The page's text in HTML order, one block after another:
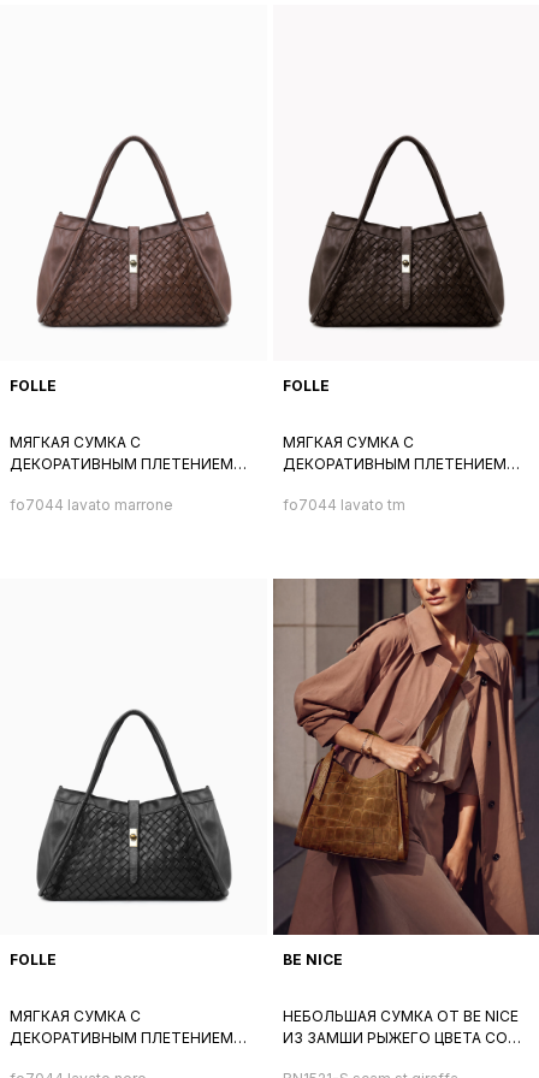
FOLLE
МЯГКАЯ СУМКА С
ДЕКОРАТИВНЫМ ПЛЕТЕНИЕМ
НАТУРАЛЬНОЙ ВИНТАЖНОЙ
fo7044 lavato marrone
FOLLE
МЯГКАЯ СУМКА С
ДЕКОРАТИВНЫМ ПЛЕТЕНИЕМ
НАТУРАЛЬНОЙ ВИНТАЖНОЙ
fo7044 lavato tm
FOLLE
МЯГКАЯ СУМКА С
ДЕКОРАТИВНЫМ ПЛЕТЕНИЕМ
BE NICE
НЕБОЛЬШАЯ СУМКА ОТ BE NICE
ИЗ ЗАМШИ РЫЖЕГО ЦВЕТА СО